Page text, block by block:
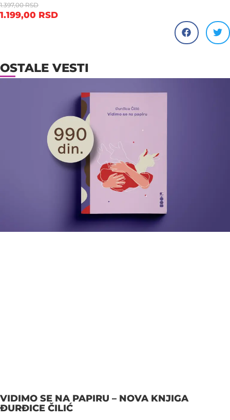
1.397,00RSD
1.199,00 RSD
OSTALE VESTI
VIDIMO SE NA PAPIRU – NOVA KNJIGA
ĐURĐICE ČILIĆ